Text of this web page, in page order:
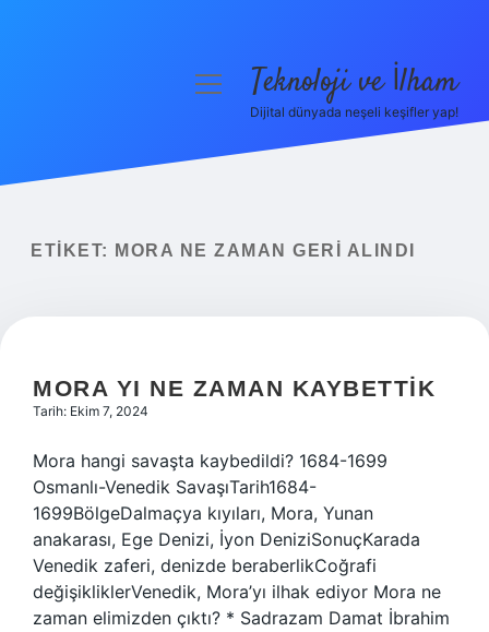
Yasal Uyarı
menüyüTeknoloji ve İlham
Dijital dünyada neşeli keşifler yap!
ETIKET: MORA NE ZAMAN GERI ALINDI
MORA YI NE ZAMAN KAYBETTIK
Tarih: Ekim 7, 2024
Mora hangi savaşta kaybedildi? 1684-1699
Osmanlı-Venedik SavaşıTarih1684-
1699BölgeDalmaçya kıyıları, Mora, Yunan
anakarası, Ege Denizi, İyon DeniziSonuçKarada
Venedik zaferi, denizde beraberlikCoğrafi
değişikliklerVenedik, Mora’yı ilhak ediyor Mora ne
zaman elimizden çıktı? * Sadrazam Damat İbrahim